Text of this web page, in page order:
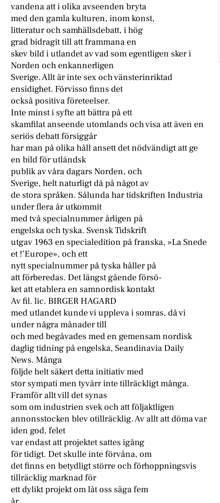
vandena att i olika avseenden bryta
med den gamla kulturen, inom konst,
litteratur och samhällsdebatt, i hög
grad bidragit till att frammana en
skev bild i utlandet av vad som egentligen sker i
Norden och enkannerligen
Sverige. Allt är inte sex och vänsterinriktad
ensidighet. Förvisso finns det
också positiva företeelser.
Inte minst i syfte att bättra på ett
skamfilat anseende utomlands och visa att även en
seriös debatt försiggår
har man på olika håll ansett det nödvändigt att ge
en bild för utländsk
publik av våra dagars Norden, och
Sverige, helt naturligt då på något av
de stora språken. Sålunda har tidskriften Industria
under flera år utkommit
med två specialnummer årligen på
engelska och tyska. Svensk Tidskrift
utgav 1963 en specialedition på franska, »La Snede
et !’Europe», och ett
nytt specialnummer på tyska håller på
att förberedas. Det längst gående försö-
ket att etablera en samnordisk kontakt
Av fil. lic. BIRGER HAGARD
med utlandet kunde vi uppleva i somras, då vi
under några månader till
och med begåvades med en gemensam nordisk
daglig tidning på engelska, Seandinavia Daily
News. Många
följde helt säkert detta initiativ med
stor sympati men tyvärr inte tillräckligt många.
Framför allt vill det synas
som om industrien svek och att följaktligen
annonsstocken blev otillräcklig. Av allt att döma var
iden god, felet
var endast att projektet sattes igång
för tidigt. Det skulle inte förvåna, om
det finns en betydligt större och förhoppningsvis
tillräcklig marknad för
ett dylikt projekt om låt oss säga fem